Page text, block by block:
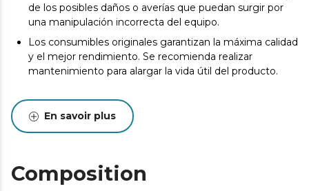
de los posibles daños o averías que puedan surgir por
una manipulación incorrecta del equipo.
Los consumibles originales garantizan la máxima calidad
y el mejor rendimiento. Se recomienda realizar
mantenimiento para alargar la vida útil del producto.
En savoir plus
Composition